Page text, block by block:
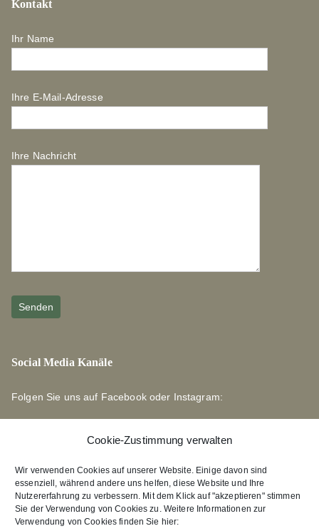
Cookie-Zustimmung verwalten
Wir verwenden Cookies auf unserer Website. Einige davon sind
essenziell, während andere uns helfen, diese Website und Ihre
Nutzererfahrung zu verbessern. Mit dem Klick auf "akzeptieren" stimmen
Sie der Verwendung von Cookies zu. Weitere Informationen zur
Verwendung von Cookies finden Sie hier:
Kontakt
Ihr Name
Ihre E-Mail-Adresse
Ihre Nachricht
Social Media Kanäle
Folgen Sie uns auf Facebook oder Instagram:
Links zu unseren Partnerverlagen
Edition Bärenklau